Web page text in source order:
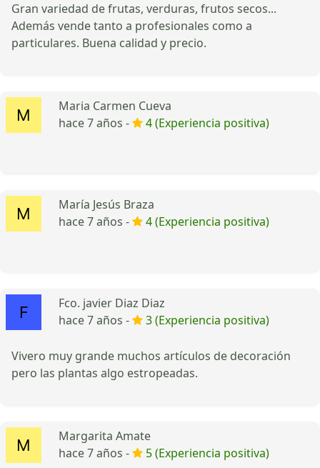
Gran variedad de frutas, verduras, frutos secos...
Además vende tanto a profesionales como a
particulares. Buena calidad y precio.
Maria Carmen Cueva
hace 7 años -
4 (Experiencia positiva)
María Jesús Braza
hace 7 años -
4 (Experiencia positiva)
Fco. javier Diaz Diaz
hace 7 años -
3 (Experiencia positiva)
Vivero muy grande muchos artículos de decoración
pero las plantas algo estropeadas.
Margarita Amate
hace 7 años -
5 (Experiencia positiva)